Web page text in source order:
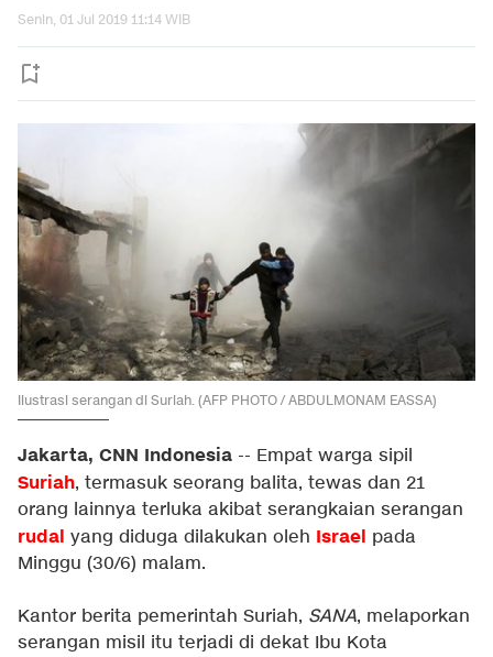
Senin, 01 Jul 2019 11:14 WIB
Ilustrasi serangan di Suriah. (AFP PHOTO / ABDULMONAM EASSA)
Jakarta, CNN Indonesia -- Empat warga sipil
Suriah, termasuk seorang balita, tewas dan 21
orang lainnya terluka akibat serangkaian serangan
rudal yang diduga dilakukan oleh Israel pada
Minggu (30/6) malam.
Kantor berita pemerintah Suriah, SANA, melaporkan
serangan misil itu terjadi di dekat Ibu Kota